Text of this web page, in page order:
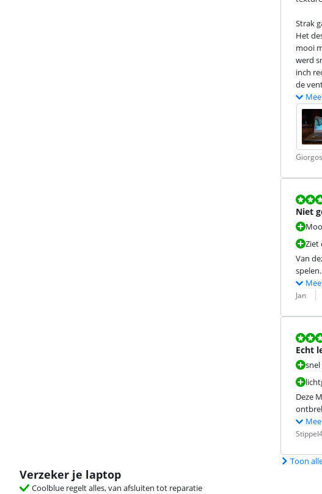
Strak
Het
mooi
werd
inch
de
Datum:
Niet
Ziet
Van
Jan
Datum:
Echt
snel
Deze
Datum:
Toon
Verzeker je laptop
Coolblue regelt alles, van afsluiten tot reparatie